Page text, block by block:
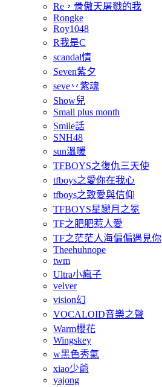
Re，骨傲天屠戮的我
Rongke
Roy1048
R我是C
scandal情
Seven紫夕
seve丷紫魂
Show兒
Small plus month
Smile話
SNH48
sun溫暖
TFBOYS之復仇三天使
tfboys之愛你在我心
tfboys之致愛與信仰
TFBOYS星戀月之冕
TF之肥肥惹人愛
TF之茫茫人海偏偏遇見你
Theehuhnope
twm
Ultra小瘋子
velver
vision幻
VOCALOID音樂之聲
Warm櫻花
Wingskey
w黑色秀氣
xiao少爺
yajong